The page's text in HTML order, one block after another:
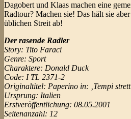
Dagobert und Klaas machen eine
Radtour? Machen sie! Das hält sie
üblichen Streit ab!
Der rasende Radler
Story: Tito Faraci
Genre: Sport
Charaktere: Donald Duck
Code: I TL 2371-2
Originaltitel: Paperino in: ‚Tempi
Ursprung: Italien
Erstveröffentlichung: 08.05.2001
Seitenanzahl: 12